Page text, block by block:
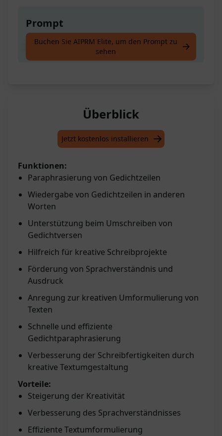
Prompt
Umschreiben von Gedichtzeilen
Buchen Sie AIPRM Elite, um den Prompt zu
sehen
Überblick
Jetzt kostenlos installieren
Funktionen:
Paraphrasierung von Gedichtzeilen
Wiedergabe von Gedichtzeilen in anderen
Worten
Unterstützung beim Umschreiben von
Gedichtversen
Hilfreich für kreative Schreibprojekte
Förderung von Sprachverständnis und
Ausdruck
Anregung zur kreativen Umformulierung von
Texten
Schnelle und effiziente
Gedichtparaphrasierung
Verbesserung der Schreibfertigkeiten durch
kreative Textumgestaltung
Vorteile:
Steigerung der Kreativität
Verbesserung des Sprachverständnisses
Effiziente Textumformulierung